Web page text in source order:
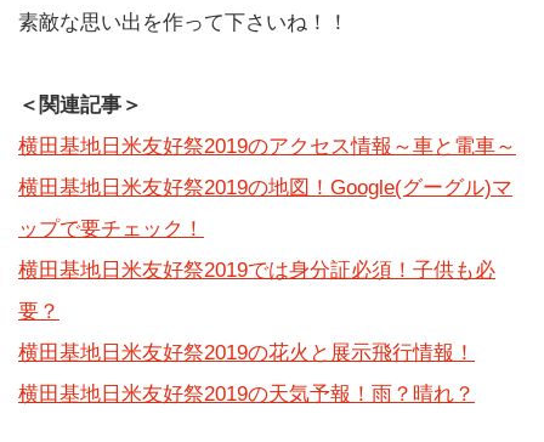
素敵な思い出を作って下さいね！！
＜関連記事＞
横田基地日米友好祭2019のアクセス情報～車と電車～
横田基地日米友好祭2019の地図！Google(グーグル)マ
ップで要チェック！
横田基地日米友好祭2019では身分証必須！子供も必
要？
横田基地日米友好祭2019の花火と展示飛行情報！
横田基地日米友好祭2019の天気予報！雨？晴れ？